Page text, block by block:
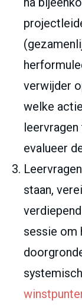
verwijder
welke
evalueer
staan,
sessie om